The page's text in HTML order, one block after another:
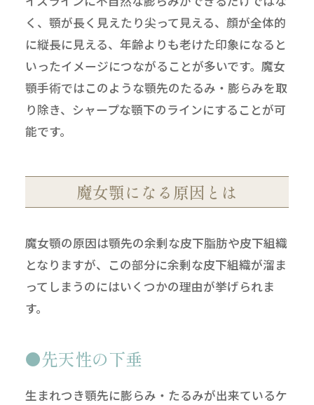
く、顎が長く見えたり尖って見える、顔が全体的
に縦長に見える、年齢よりも老けた印象になると
いったイメージにつながることが多いです。魔女
顎手術ではこのような顎先のたるみ・膨らみを取
り除き、シャープな顎下のラインにすることが可
能です。
魔女顎になる原因とは
魔女顎の原因は顎先の余剰な皮下脂肪や皮下組織
となりますが、この部分に余剰な皮下組織が溜ま
ってしまうのにはいくつかの理由が挙げられま
す。
先天性の下垂
生まれつき顎先に膨らみ・たるみが出来ているケ